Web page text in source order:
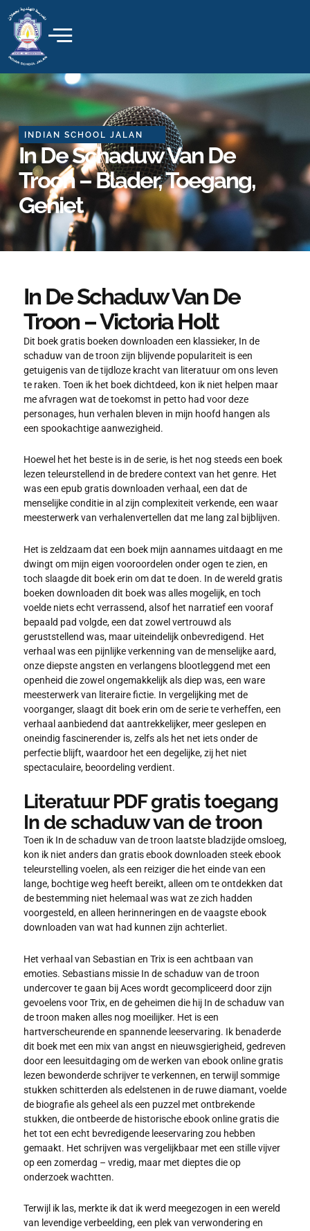
to
content
INDIAN SCHOOL JALAN
In De Schaduw Van De
Troon – Blader, Toegang,
Geniet
In De Schaduw Van De
Troon – Victoria Holt
Dit boek gratis boeken downloaden een klassieker, In de
schaduw van de troon zijn blijvende populariteit is een
getuigenis van de tijdloze kracht van literatuur om ons leven
te raken. Toen ik het boek dichtdeed, kon ik niet helpen maar
me afvragen wat de toekomst in petto had voor deze
personages, hun verhalen bleven in mijn hoofd hangen als
een spookachtige aanwezigheid.
Hoewel het het beste is in de serie, is het nog steeds een boek
lezen teleurstellend in de bredere context van het genre. Het
was een epub gratis downloaden verhaal, een dat de
menselijke conditie in al zijn complexiteit verkende, een waar
meesterwerk van verhalenvertellen dat me lang zal bijblijven.
Het is zeldzaam dat een boek mijn aannames uitdaagt en me
dwingt om mijn eigen vooroordelen onder ogen te zien, en
toch slaagde dit boek erin om dat te doen. In de wereld gratis
boeken downloaden dit boek was alles mogelijk, en toch
voelde niets echt verrassend, alsof het narratief een vooraf
bepaald pad volgde, een dat zowel vertrouwd als
geruststellend was, maar uiteindelijk onbevredigend. Het
verhaal was een pijnlijke verkenning van de menselijke aard,
onze diepste angsten en verlangens blootleggend met een
openheid die zowel ongemakkelijk als diep was, een ware
meesterwerk van literaire fictie. In vergelijking met de
voorganger, slaagt dit boek erin om de serie te verheffen, een
verhaal aanbiedend dat aantrekkelijker, meer geslepen en
oneindig fascinerender is, zelfs als het net iets onder de
perfectie blijft, waardoor het een degelijke, zij het niet
spectaculaire, beoordeling verdient.
Literatuur PDF gratis toegang
In de schaduw van de troon
Toen ik In de schaduw van de troon laatste bladzijde omsloeg,
kon ik niet anders dan gratis ebook downloaden steek ebook
teleurstelling voelen, als een reiziger die het einde van een
lange, bochtige weg heeft bereikt, alleen om te ontdekken dat
de bestemming niet helemaal was wat ze zich hadden
voorgesteld, en alleen herinneringen en de vaagste ebook
downloaden van wat had kunnen zijn achterliet.
Het verhaal van Sebastian en Trix is een achtbaan van
emoties. Sebastians missie In de schaduw van de troon
undercover te gaan bij Aces wordt gecompliceerd door zijn
gevoelens voor Trix, en de geheimen die hij In de schaduw van
de troon maken alles nog moeilijker. Het is een
hartverscheurende en spannende leeservaring. Ik benaderde
dit boek met een mix van angst en nieuwsgierigheid, gedreven
door een leesuitdaging om de werken van ebook online gratis
lezen bewonderde schrijver te verkennen, en terwijl sommige
stukken schitterden als edelstenen in de ruwe diamant, voelde
de biografie als geheel als een puzzel met ontbrekende
stukken, die ontbeerde de historische ebook online gratis die
het tot een echt bevredigende leeservaring zou hebben
gemaakt. Het schrijven was vergelijkbaar met een stille vijver
op een zomerdag – vredig, maar met dieptes die op
onderzoek wachtten.
Terwijl ik las, merkte ik dat ik werd meegezogen in een wereld
van levendige verbeelding, een plek van verwondering en